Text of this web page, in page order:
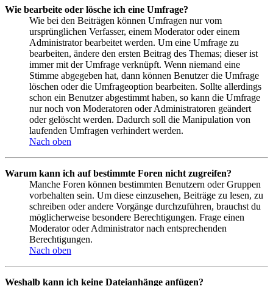
Wie bearbeite oder lösche ich eine Umfrage?
Wie bei den Beiträgen können Umfragen nur vom
ursprünglichen Verfasser, einem Moderator oder einem
Administrator bearbeitet werden. Um eine Umfrage zu
bearbeiten, ändere den ersten Beitrag des Themas; dieser ist
immer mit der Umfrage verknüpft. Wenn niemand eine
Stimme abgegeben hat, dann können Benutzer die Umfrage
löschen oder die Umfrageoption bearbeiten. Sollte allerdings
schon ein Benutzer abgestimmt haben, so kann die Umfrage
nur noch von Moderatoren oder Administratoren geändert
oder gelöscht werden. Dadurch soll die Manipulation von
laufenden Umfragen verhindert werden.
Nach oben
Warum kann ich auf bestimmte Foren nicht zugreifen?
Manche Foren können bestimmten Benutzern oder Gruppen
vorbehalten sein. Um diese einzusehen, Beiträge zu lesen, zu
schreiben oder andere Vorgänge durchzuführen, brauchst du
möglicherweise besondere Berechtigungen. Frage einen
Moderator oder Administrator nach entsprechenden
Berechtigungen.
Nach oben
Weshalb kann ich keine Dateianhänge anfügen?